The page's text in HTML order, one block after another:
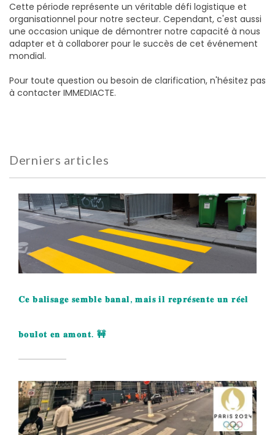
Cette période représente un véritable défi logistique et
organisationnel pour notre secteur. Cependant, c'est aussi
une occasion unique de démontrer notre capacité à nous
adapter et à collaborer pour le succès de cet événement
mondial.
Pour toute question ou besoin de clarification, n'hésitez pas
à contacter IMMEDIACTE.
Derniers articles
𝐂𝐞 𝐛𝐚𝐥𝐢𝐬𝐚𝐠𝐞 𝐬𝐞𝐦𝐛𝐥𝐞 𝐛𝐚𝐧𝐚𝐥, 𝐦𝐚𝐢𝐬 𝐢𝐥 𝐫𝐞𝐩𝐫𝐞́𝐬𝐞𝐧𝐭𝐞 𝐮𝐧 𝐫𝐞́𝐞𝐥
𝐛𝐨𝐮𝐥𝐨𝐭 𝐞𝐧 𝐚𝐦𝐨𝐧𝐭. 🚧